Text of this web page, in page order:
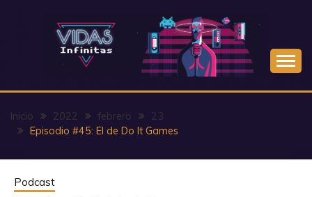
Inicio 2022 febrero
23
Episodio #45: El de Do It Games
Podcast